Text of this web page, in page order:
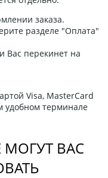
заказа.
разделе "Оплата"
Вас перекинет на
Visa, MasterCard
удобном терминале
ВАС